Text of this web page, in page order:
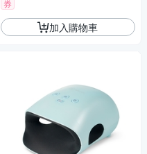
券
加入購物車